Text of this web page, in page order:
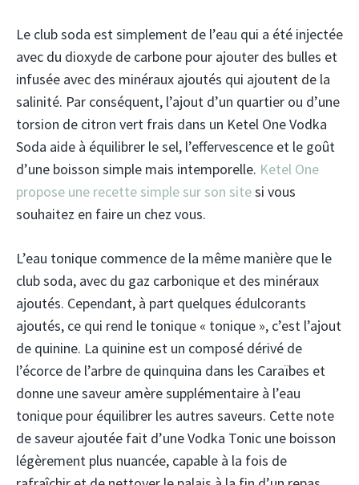
Le club soda est simplement de l’eau qui a été injectée
avec du dioxyde de carbone pour ajouter des bulles et
infusée avec des minéraux ajoutés qui ajoutent de la
salinité. Par conséquent, l’ajout d’un quartier ou d’une
torsion de citron vert frais dans un Ketel One Vodka
Soda aide à équilibrer le sel, l’effervescence et le goût
d’une boisson simple mais intemporelle. Ketel One
propose une recette simple sur son sitesi vous
souhaitez en faire un chez vous.
L’eau tonique commence de la même manière que le
club soda, avec du gaz carbonique et des minéraux
ajoutés. Cependant, à part quelques édulcorants
ajoutés, ce qui rend le tonique « tonique », c’est l’ajout
de quinine. La quinine est un composé dérivé de
l’écorce de l’arbre de quinquina dans les Caraïbes et
donne une saveur amère supplémentaire à l’eau
tonique pour équilibrer les autres saveurs. Cette note
de saveur ajoutée fait d’une Vodka Tonic une boisson
légèrement plus nuancée, capable à la fois de